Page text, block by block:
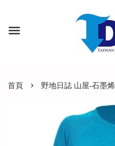
首頁 › 野地日誌 山屋-石墨